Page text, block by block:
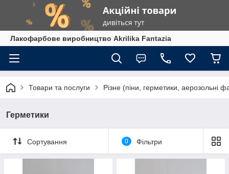
Лакофарбове виробництво Akrilika Fantazia
Товари та послуги Різне (піни, герметики, аерозольні
Герметики
Сортування 0 Фільтри